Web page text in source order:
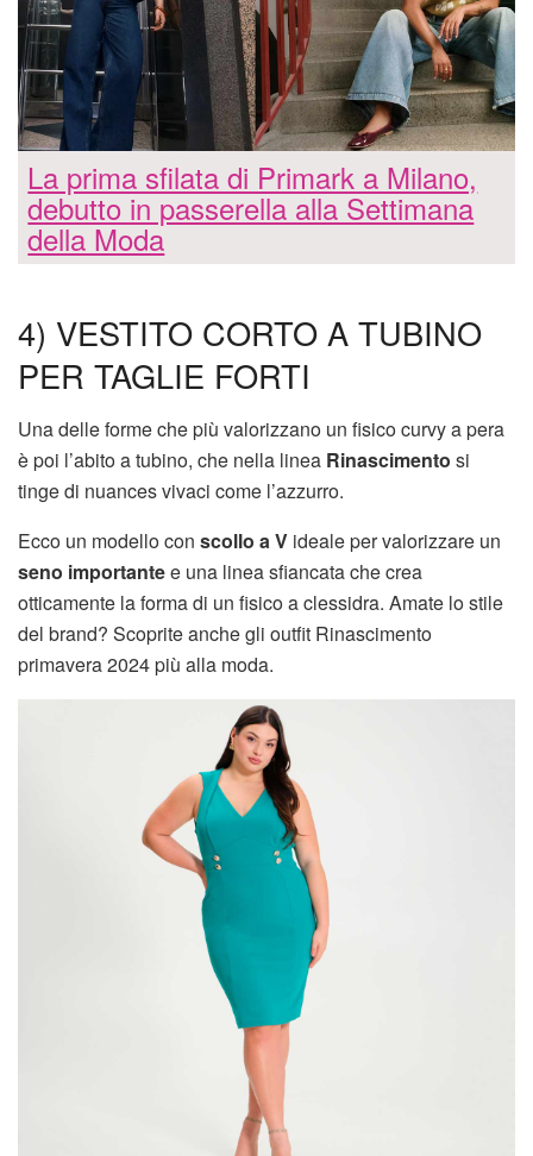
La prima sfilata di Primark a Milano,
debutto in passerella alla Settimana
della Moda
4) VESTITO CORTO A TUBINO
PER TAGLIE FORTI
Una delle forme che più valorizzano un fisico curvy a pera
è poi l’abito a tubino, che nella linea Rinascimento si
tinge di nuances vivaci come l’azzurro.
Ecco un modello con scollo a V ideale per valorizzare un
seno importantee una linea sfiancata che crea
otticamente la forma di un fisico a clessidra. Amate lo stile
del brand? Scoprite anche gli outfit Rinascimento
primavera 2024 più alla moda.